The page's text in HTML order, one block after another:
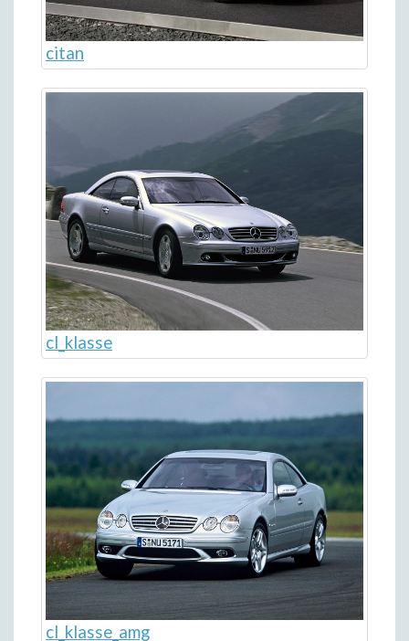
citan
cl_klasse
cl_klasse_amg